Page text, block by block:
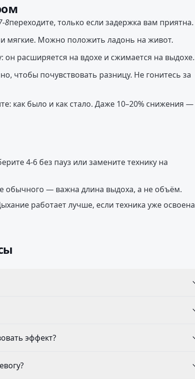
8переходите, только если задержка вам приятна.
мягкие. Можно положить ладонь на живот.
он расширяется на вдохе и сжимается на выдохе.
чтобы почувствовать разницу. Не гонитесь за
как было и как стало. Даже 10–20% снижения —
4-6 без пауз или замените технику на
обычного — важна длина выдоха, а не объём.
работает лучше, если техника уже освоена
эффект?